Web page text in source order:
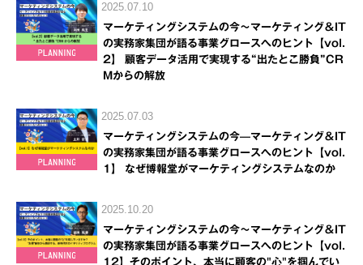
2025.07.10
マーケティングシステムの今～マーケティング＆IT
の実務家集団が語る事業グロースへのヒント【vol.
2】 顧客データ活用で実現する“出たとこ勝負”CR
Mからの解放
2025.07.03
マーケティングシステムの今—マーケティング＆IT
の実務家集団が語る事業グロースへのヒント【vol.
1】 なぜ博報堂がマーケティングシステムなのか
2025.10.20
マーケティングシステムの今～マーケティング＆IT
の実務家集団が語る事業グロースへのヒント【vol.
12】そのポイント、本当に顧客の"心"を掴んでい